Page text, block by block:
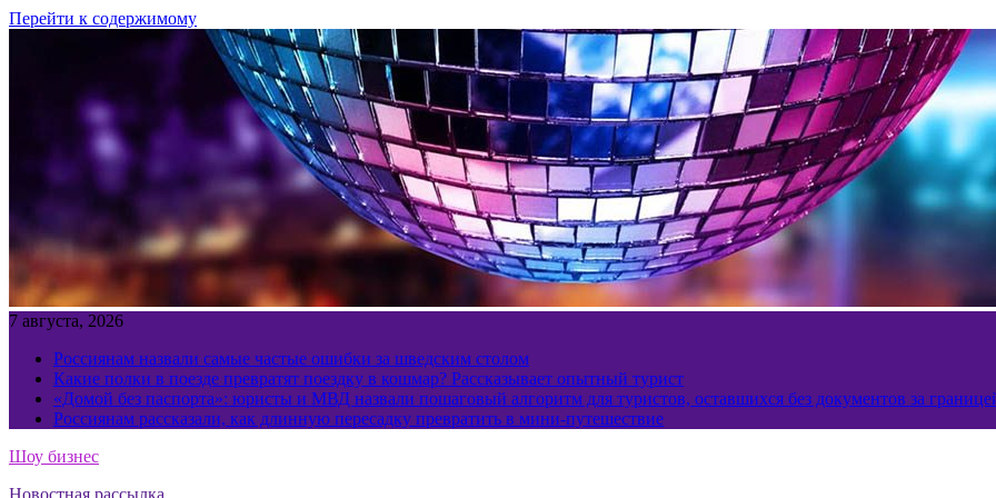
Перейти к содержимому
7 августа, 2026
Россиянам назвали самые частые ошибки за шведским столом
Какие полки в поезде превратят поездку в кошмар? Рассказывает опытный турист
«Домой без паспорта»: юристы и МВД назвали пошаговый алгоритм для туристов, оставшихся без документов за
Россиянам рассказали, как длинную пересадку превратить в мини-путешествие
Шоу бизнес
Новостная рассылка